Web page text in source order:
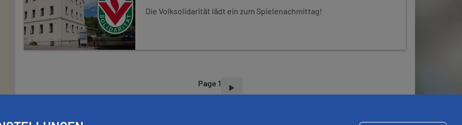
Die Volksolidarität lädt ein zum Spielenachmittag!
P
G
Page 1